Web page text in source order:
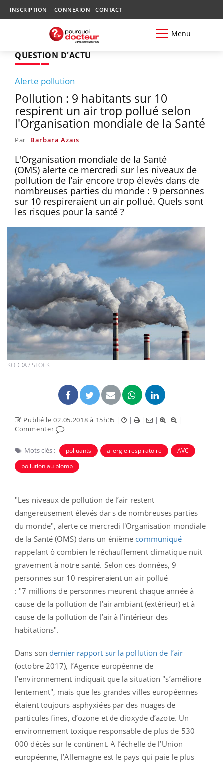
INSCRIPTION CONNEXION CONTACT
Menu
QUESTION D'ACTU
Alerte pollution
Pollution : 9 habitants sur 10
respirent un air trop pollué selon
l'Organisation mondiale de la Santé
Par Barbara Azaïs
L'Organisation mondiale de la Santé
(OMS) alerte ce mercredi sur les niveaux de
pollution de l’air encore trop élevés dans de
nombreuses parties du monde : 9 personnes
sur 10 respireraient un air pollué. Quels sont
les risques pour la santé ?
KODDA /ISTOCK
Publié le 02.05.2018 à 15h35 | | | |
|
Commenter
Mots clés : polluants allergie respiratoire
AVC
pollution au plomb
"Les niveaux de pollution de l’air restent
dangereusement élevés dans de nombreuses parties
du monde", alerte ce mercredi l'Organisation mondiale
de la Santé (OMS) dans un énième communiqué
rappelant ô combien le réchauffement climatique nuit
gravement à notre santé. Selon ces données, 9
personnes sur 10 respireraient un air pollué
: "7 millions de personnes meurent chaque année à
cause de la pollution de l’air ambiant (extérieur) et à
cause de la pollution de l’air à l’intérieur des
habitations".
Dans son dernier rapport sur la pollution de l’air
(octobre 2017), l’Agence européenne de
l’environnement indiquait que la situation "s’améliore
lentement", mais que les grandes villes européennes
étaient toujours asphyxiées par des nuages de
particules fines, d’ozone et de dioxyde d’azote. Un
environnement toxique responsable de plus de 530
000 décès sur le continent. A l’échelle de l’Union
européenne, l’Allemagne est le pays qui paie le plus